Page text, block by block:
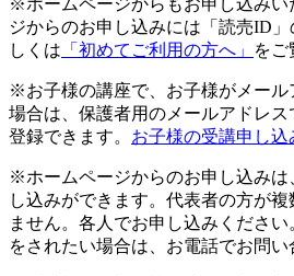
ジからのお申し込みには「読売ID
しくは 「初めてご利用の方へ」 をご
※お子様の講座で、お子様がメール
場合は、保護者用のメールアドレ
登録できます。 お子様の受講申し
※ホームページからのお申し込みは
し込みができます。代表者の方が
ません。各人でお申し込みくださ
をされたい場合は、お電話でお問い